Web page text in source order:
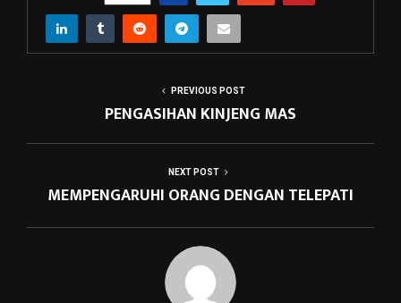
PREVIOUS POST
PENGASIHAN KINJENG MAS
NEXT POST
MEMPENGARUHI ORANG DENGAN TELEPATI